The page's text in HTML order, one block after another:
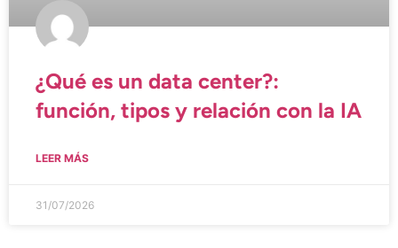
¿Qué es un data center?:
función, tipos y relación con la IA
LEER MÁS
31/07/2026